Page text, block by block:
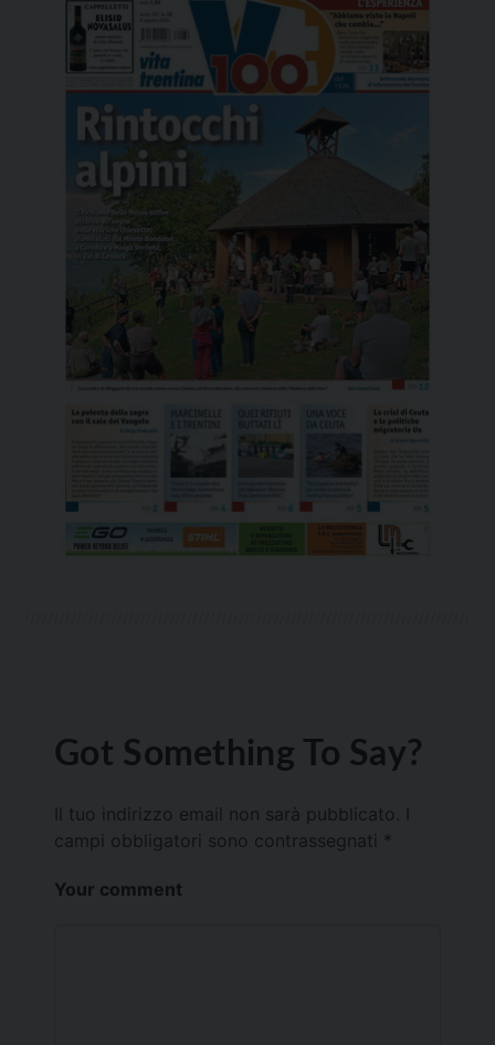
Got Something To Say?
Il tuo indirizzo email non sarà pubblicato.
campi obbligatori sono contrassegnati *
Your comment